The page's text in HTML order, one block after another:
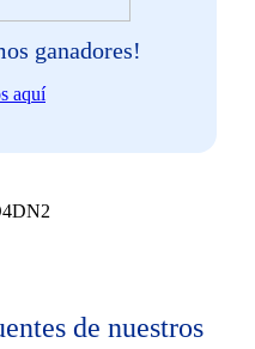
ganadores!
aquí
de nuestros